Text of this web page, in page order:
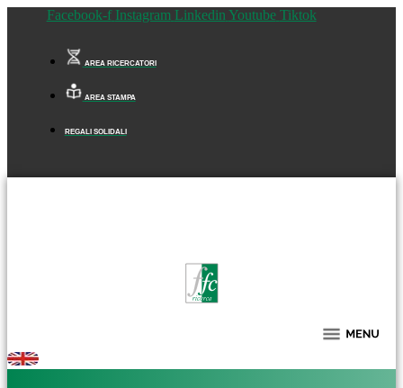
Facebook-f Instagram Linkedin Youtube Tiktok
AREA RICERCATORI
AREA STAMPA
REGALI SOLIDALI